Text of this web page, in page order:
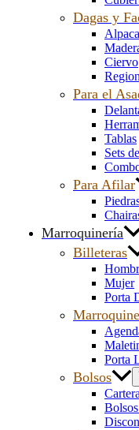
Dagas y
Alpaca
Ciervo
Para el
Tablas
Sets
Para Afilar
Marroquinería
Billeteras
Mujer
Porta
Porta
Bolsos